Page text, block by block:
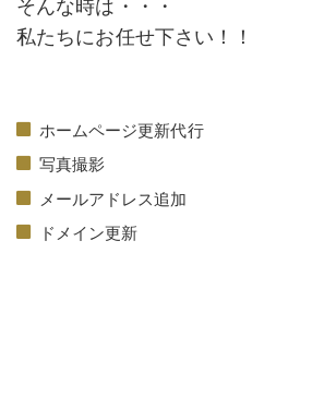
私たちにお任せ下さい！！
ホームページ更新代行
写真撮影
メールアドレス追加
ドメイン更新